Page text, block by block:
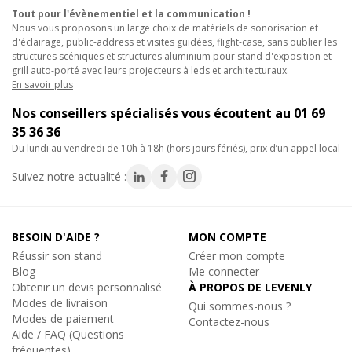
événement haut de gamme.
• Fixation rapide sur une structure alu dans un stand d'exposition
design.
Optez pour ce collier Trigger Clamp noir avec anneau de levage
discrétion sur toutes vos structures aluminium.
Caractéristiques techniques :
- Charge de 200Kg
Tout pour l'évènementiel et la communication !
Nous vous proposons un large choix de matériels de sonorisation et
d'éclairage, public-address et visites guidées, flight-case, sans oublier les
structures scéniques et structures aluminium pour stand d'exposition et
grill auto-porté avec leurs projecteurs à leds et architecturaux.
En savoir plus
Nos conseillers spécialisés vous écoutent au 01 69
35 36 36
du lundi au vendredi de 10h à 18h (hors jours fériés), prix d’un appel local
Suivez notre actualité :
BESOIN D'AIDE ?
Réussir son stand
Blog
Obtenir un devis personnalisé
Modes de livraison
Modes de paiement
Aide / FAQ (Questions
MON COMPTE
Créer mon compte
Me connecter
À PROPOS DE LEVENLY
Qui sommes-nous ?
Contactez-nous